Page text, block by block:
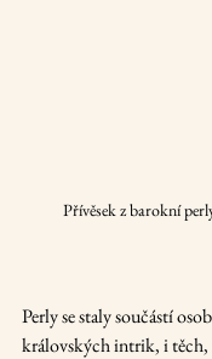
Přívěsek z barokní
Perly se staly součástí
královských intrik, i těch,